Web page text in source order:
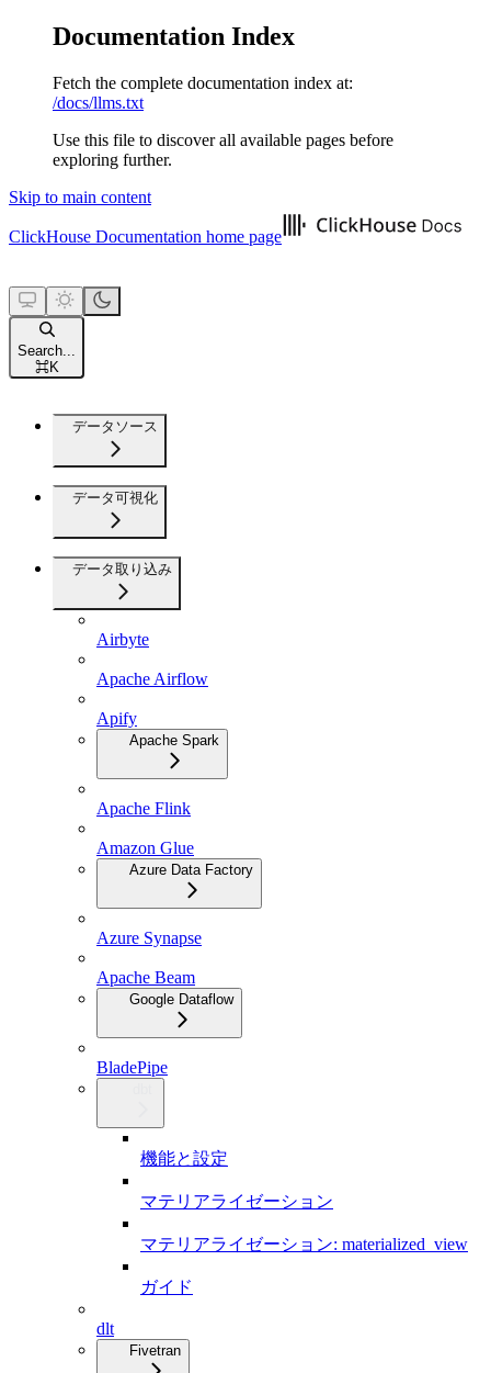
Documentation Index
Fetch the complete documentation index at:
/docs/llms.txt
Use this file to discover all available pages before
exploring further.
Skip to main content
ClickHouse Documentation home page
Search...
⌘K
データソース
データ可視化
データ取り込み
Airbyte
Apache Airflow
Apify
Apache Spark
Apache Flink
Amazon Glue
Azure Data Factory
Azure Synapse
Apache Beam
Google Dataflow
BladePipe
機能と設定
マテリアライゼーション
マテリアライゼーション: materialized_view
ガイド
dlt
Fivetran